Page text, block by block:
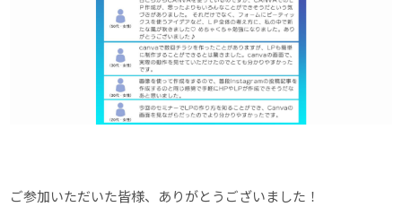
ご参加いただいた皆様、ありがとうございました！